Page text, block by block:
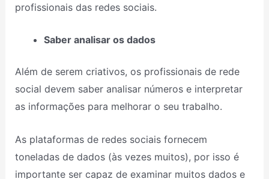
profissionais das redes sociais.
Saber analisar os dados
Além de serem criativos, os profissionais de rede
social devem saber analisar números e interpretar
as informações para melhorar o seu trabalho.
As plataformas de redes sociais fornecem
toneladas de dados (às vezes muitos), por isso é
importante ser capaz de examinar muitos dados e